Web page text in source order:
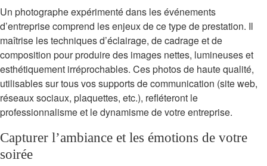
Un photographe expérimenté dans les événements
d’entreprise comprend les enjeux de ce type de prestation. Il
maîtrise les techniques d’éclairage, de cadrage et de
composition pour produire des images nettes, lumineuses et
esthétiquement irréprochables. Ces photos de haute qualité,
utilisables sur tous vos supports de communication (site web,
réseaux sociaux, plaquettes, etc.), refléteront le
professionnalisme et le dynamisme de votre entreprise.
Capturer l’ambiance et les émotions de votre
soirée